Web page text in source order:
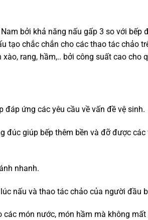
bởi khả năng nấu gấp 3 so với bếp
tạo chắc chắn cho các thao tác chảo
rang, hầm,.. bởi công suất cao cho
ứng các yêu cầu về vấn đề vệ sinh.
đúc giúp bếp thêm bền và đỡ được các
nhanh.
nấu và thao tác chảo của người đầu
món nước, món hầm mà không